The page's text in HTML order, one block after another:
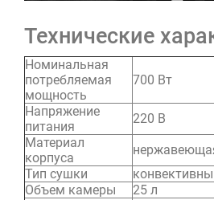
Технические
Номинальная
потребляемая
мощность
700 Вт
Напряжение
питания
220 В
Материал
корпуса
Тип сушки
Объем камеры
25 л